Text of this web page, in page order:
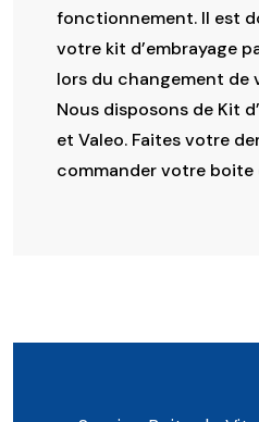
fonctionnement. Il est
votre kit d’embrayage
lors du changement de
Nous disposons de Kit
et Valeo. Faites votre
commander votre boite